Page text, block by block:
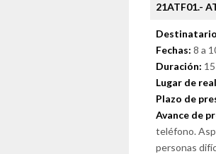
21ATF01.-
Fechas: 8 a
Duración:
Lugar de
Plazo de
Avance de
teléfono.
personas